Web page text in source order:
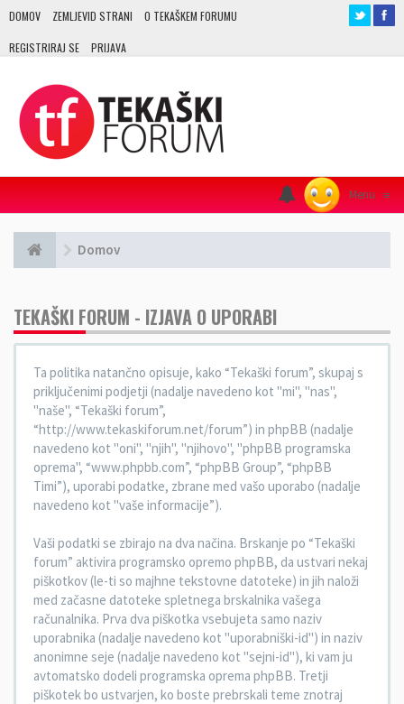
DOMOV ZEMLJEVID STRANI O TEKAŠKEM FORUMU
REGISTRIRAJ SE PRIJAVA
Menu ≡
Domov
TEKAŠKI FORUM - IZJAVA O UPORABI
Ta politika natančno opisuje, kako “Tekaški forum”, skupaj s
priključenimi podjetji (nadalje navedeno kot "mi", "nas",
"naše", “Tekaški forum”,
“http://www.tekaskiforum.net/forum”) in phpBB (nadalje
navedeno kot "oni", "njih", "njihovo", "phpBB programska
oprema", “www.phpbb.com”, “phpBB Group”, “phpBB
Timi”), uporabi podatke, zbrane med vašo uporabo (nadalje
navedeno kot "vaše informacije”).
Vaši podatki se zbirajo na dva načina. Brskanje po “Tekaški
forum” aktivira programsko opremo phpBB, da ustvari nekaj
piškotkov (le-ti so majhne tekstovne datoteke) in jih naloži
med začasne datoteke spletnega brskalnika vašega
računalnika. Prva dva piškotka vsebujeta samo naziv
uporabnika (nadalje navedeno kot "uporabniški-id") in naziv
anonimne seje (nadalje navedeno kot "sejni-id"), ki vam ju
avtomatsko dodeli programska oprema phpBB. Tretji
piškotek bo ustvarjen, ko boste prebrskali teme znotraj